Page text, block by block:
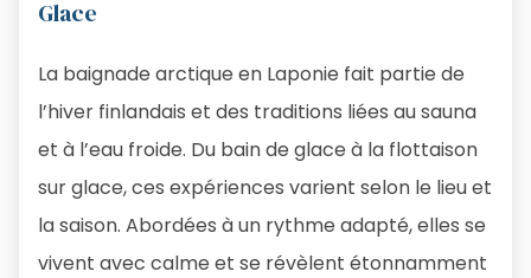
Glace
La baignade arctique en Laponie fait partie de
l’hiver finlandais et des traditions liées au sauna
et à l’eau froide. Du bain de glace à la flottaison
sur glace, ces expériences varient selon le lieu et
la saison. Abordées à un rythme adapté, elles se
vivent avec calme et se révèlent étonnamment